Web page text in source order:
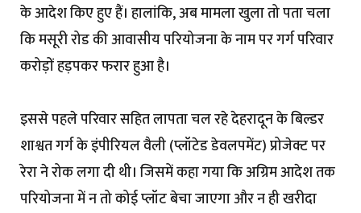
के आदेश किए हुए हैं। हालांकि, अब मामला खुला तो पता चला
कि मसूरी रोड की आवासीय परियोजना के नाम पर गर्ग परिवार
करोड़ों हड़पकर फरार हुआ है।
इससे पहले परिवार सहित लापता चल रहे देहरादून के बिल्डर
शाश्वत गर्ग के इंपीरियल वैली (प्लॉटेड डेवलपमेंट) प्रोजेक्ट पर
रेरा ने रोक लगा दी थी। जिसमें कहा गया कि अग्रिम आदेश तक
परियोजना में न तो कोई प्लॉट बेचा जाएगा और न ही खरीदा